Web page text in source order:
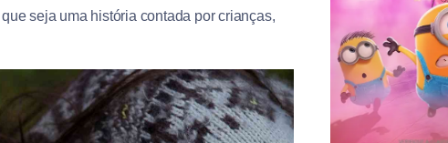
seja uma história contada por crianças,